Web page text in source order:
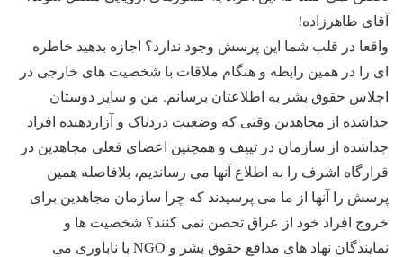
آقای طاهرزاده!
واقعا در قلب شما این پرسش وجود ندارد؟ اجازه بدهید خاطره
ای را در همین رابطه و هنگام ملاقات با شخصیت های خارجی در
اجلاس حقوق بشر به اطلاعتان برسانم. من و سایر دوستان
جداشده از مجاهدین وقتی که وضعیت دردناک و آزاردهنده افراد
جداشده از سازمان در تیپف و همچنین اعضای فعلی مجاهدین در
قرارگاه اشرف را به اطلاع آنها می رساندیم، بلافاصله همین
پرسش را آنها از ما می پرسیدند که چرا سازمان مجاهدین برای
خروج افراد خود از عراق تحصن نمی کنند؟ شخصیت ها و
نمایندگان نهاد های مدافع حقوق بشر و NGO با ناباوری می